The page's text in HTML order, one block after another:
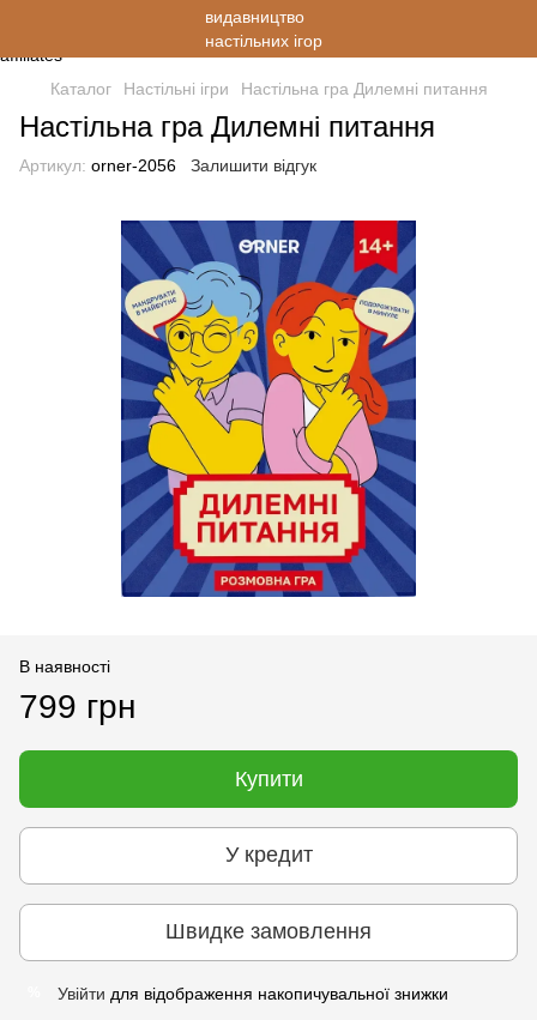
Каталог Настільні ігри Настільна гра Дилемні питання
Настільна гра Дилемні питання
Артикул: orner-2056 Залишити відгук
В наявності
799 грн
Купити
У кредит
Швидке замовлення
Увійти для відображення накопичувальної знижки